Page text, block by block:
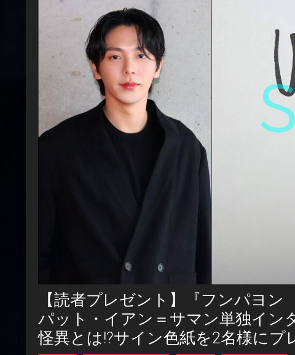
【読者プレゼント】『フンパヨ
パット・イアン＝サマン単独イン
怪異とは!?サイン色紙を2名様にプ